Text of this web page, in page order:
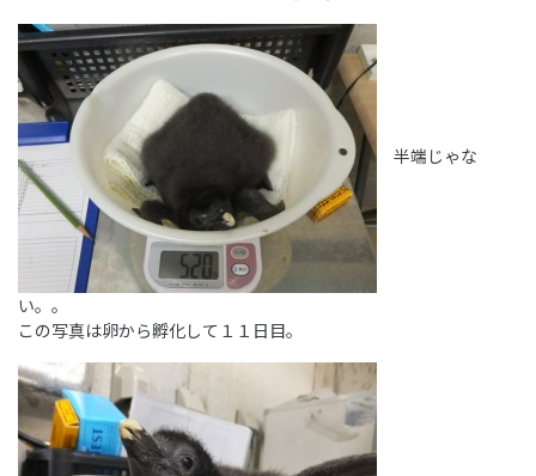
半端じゃな
い。。
この写真は卵から孵化して１１日目。